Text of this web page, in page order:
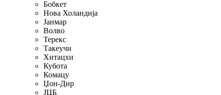
Бобкет
Нова Холандија
Јанмар
Волво
Терекс
Такеучи
Хитацхи
Кубота
Комацу
Џон-Дир
ЈЦБ